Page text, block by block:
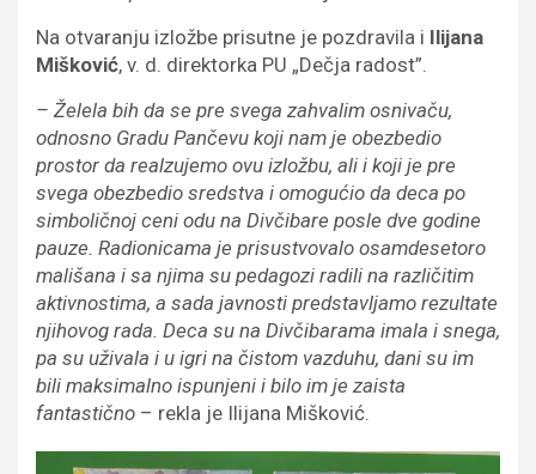
Na otvaranju izložbe prisutne je pozdravila i Ilijana
Mišković, v. d. direktorka PU „Dečja radost”.
– Želela bih da se pre svega zahvalim osnivaču,
odnosno Gradu Pančevu koji nam je obezbedio
prostor da realzujemo ovu izložbu, ali i koji je pre
svega obezbedio sredstva i omogućio da deca po
simboličnoj ceni odu na Divčibare posle dve godine
pauze. Radionicama je prisustvovalo osamdesetoro
mališana i sa njima su pedagozi radili na različitim
aktivnostima, a sada javnosti predstavljamo rezultate
njihovog rada. Deca su na Divčibarama imala i snega,
pa su uživala i u igri na čistom vazduhu, dani su im
bili maksimalno ispunjeni i bilo im je zaista
fantastično – rekla je Ilijana Mišković.